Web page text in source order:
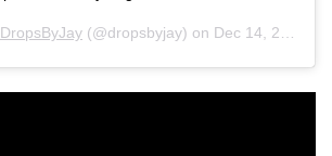
DropsByJay (@dropsbyjay) on Dec 14, 2019 at 6:18pm PST